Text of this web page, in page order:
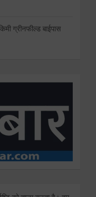
ग्रीनफील्ड बाईपास